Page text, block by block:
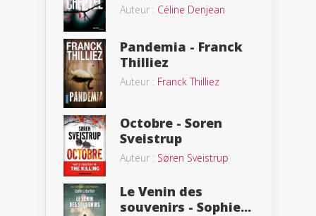
Auteur : Céline Denjean
Pandemia - Franck
Thilliez
Auteur : Franck Thilliez
Octobre - Soren
Sveistrup
Auteur : Søren Sveistrup
Le Venin des
souvenirs - Sophie...